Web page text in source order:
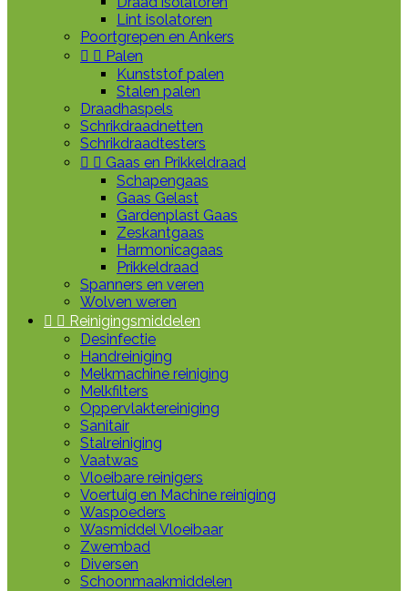
Lint isolatoren
Poortgrepen en Ankers
  Palen
Kunststof palen
Stalen palen
Draadhaspels
Schrikdraadnetten
Schrikdraadtesters
  Gaas en Prikkeldraad
Schapengaas
Gaas Gelast
Gardenplast Gaas
Zeskantgaas
Harmonicagaas
Prikkeldraad
Spanners en veren
Wolven weren
  Reinigingsmiddelen
Desinfectie
Handreiniging
Melkmachine reiniging
Melkfilters
Oppervlaktereiniging
Sanitair
Stalreiniging
Vaatwas
Vloeibare reinigers
Voertuig en Machine reiniging
Waspoeders
Wasmiddel Vloeibaar
Zwembad
Diversen
Schoonmaakmiddelen